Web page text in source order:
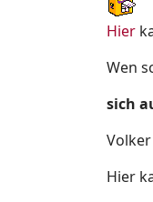
Hier
Wen
sich
Hier